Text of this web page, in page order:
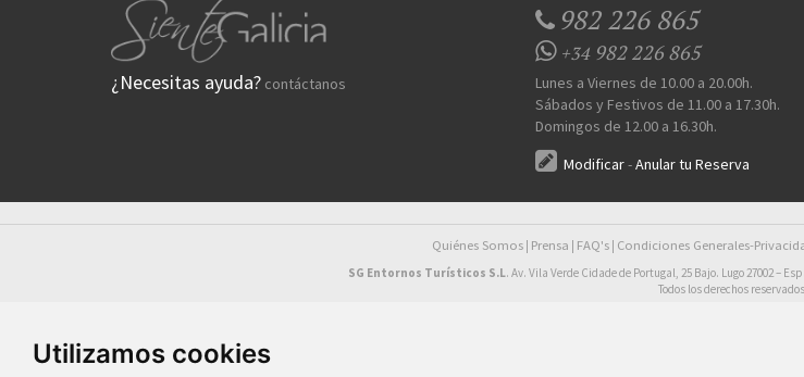
Utilizamos cookies
¿Necesitas ayuda? contáctanos
982 226 865
+34982 226 865
Lunes a Viernes de 10.00 a 20.00h.
Sábados y Festivos de 11.00 a 17.30h.
Domingos de 12.00 a 16.30h.
Modificar-Anular tu Reserva
Quiénes Somos | Prensa | FAQ's | Condiciones Generales-
SG Entornos Turísticos S.L. Av. Vila Verde Cidade de Portugal, 25 Bajo. Lugo 27002 –
Todos los derechos reservados